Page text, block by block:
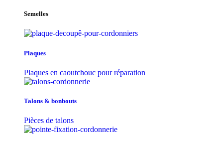
Semelles
Plaques
Plaques en caoutchouc pour réparation
Talons & bonbouts
Pièces de talons